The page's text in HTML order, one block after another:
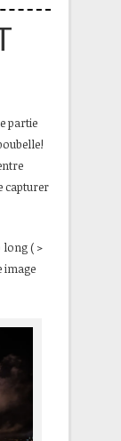
partie
capturer
long ( >
image